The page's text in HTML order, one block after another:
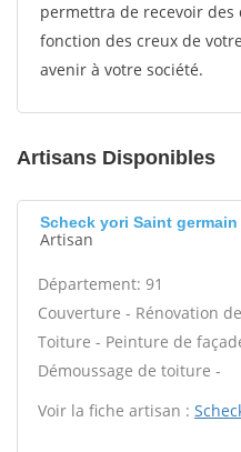
permettra de recevoir des
fonction des creux de
avenir à votre société.
Artisans Disponibles
Scheck yori Saint
Artisan
Département: 91
Couverture - Rénovation
Toiture - Peinture de
Démoussage de toiture -
Voir la fiche artisan :